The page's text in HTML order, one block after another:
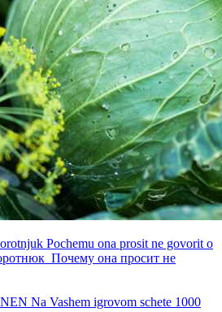
она просит не